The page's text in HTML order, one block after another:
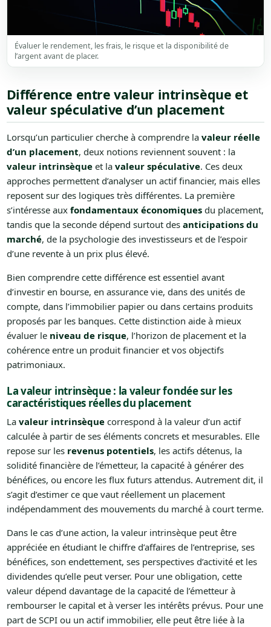
Évaluer le rendement, les frais, le risque et la disponibilité de
l’argent avant de placer.
Différence entre valeur intrinsèque et
valeur spéculative d’un placement
Lorsqu’un particulier cherche à comprendre la valeur réelle
d’un placement, deux notions reviennent souvent : la
valeur intrinsèqueet la valeur spéculative. Ces deux
approches permettent d’analyser un actif financier, mais elles
reposent sur des logiques très différentes. La première
s’intéresse aux fondamentaux économiquesdu placement,
tandis que la seconde dépend surtout des anticipations du
marché, de la psychologie des investisseurs et de l’espoir
d’une revente à un prix plus élevé.
Bien comprendre cette différence est essentiel avant
d’investir en bourse, en assurance vie, dans des unités de
compte, dans l’immobilier papier ou dans certains produits
proposés par les banques. Cette distinction aide à mieux
évaluer le niveau de risque, l’horizon de placement et la
cohérence entre un produit financier et vos objectifs
patrimoniaux.
La valeur intrinsèque : la valeur fondée sur les
caractéristiques réelles du placement
La valeur intrinsèquecorrespond à la valeur d’un actif
calculée à partir de ses éléments concrets et mesurables. Elle
repose sur les revenus potentiels, les actifs détenus, la
solidité financière de l’émetteur, la capacité à générer des
bénéfices, ou encore les flux futurs attendus. Autrement dit, il
s’agit d’estimer ce que vaut réellement un placement
indépendamment des mouvements du marché à court terme.
Dans le cas d’une action, la valeur intrinsèque peut être
appréciée en étudiant le chiffre d’affaires de l’entreprise, ses
bénéfices, son endettement, ses perspectives d’activité et les
dividendes qu’elle peut verser. Pour une obligation, cette
valeur dépend davantage de la capacité de l’émetteur à
rembourser le capital et à verser les intérêts prévus. Pour une
part de SCPI ou un actif immobilier, elle peut être liée à la